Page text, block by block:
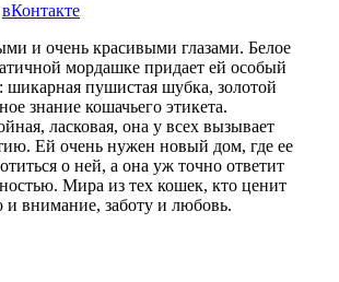
вКонтакте
и очень красивыми глазами. Белое
мордашке придает ей особый
пушистая шубка, золотой
знание кошачьего этикета.
ласковая, она у всех вызывает
Ей очень нужен новый дом, где ее
о ней, а она уж точно ответит
Мира из тех кошек, кто ценит
и внимание, заботу и любовь.